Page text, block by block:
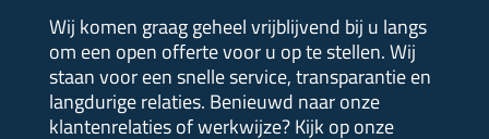
Wij komen graag geheel vrijblijvend bij u langs
om een open offerte voor u op te stellen.Wij
staan voor een snelle service, transparantie en
langdurige relaties. Benieuwd naar onze
klantenrelaties of werkwijze?Kijk op onze